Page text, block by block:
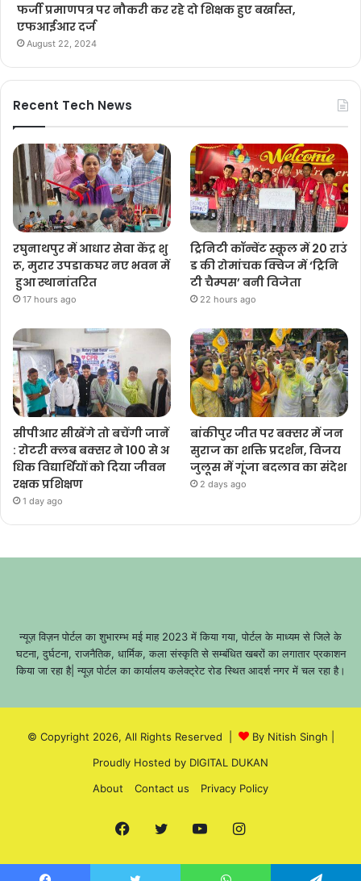
फर्जी प्रमाणपत्र पर नौकरी कर रहे दो शिक्षक हुए बर्खास्त,
एफआईआर दर्ज
August 22, 2024
Recent Tech News
रघुनाथपुर में आधार सेवा केंद्र शु
रू, मुरार उपडाकघर नए भवन में
हुआ स्थानांतरित
17 hours ago
ट्रिनिटी कॉन्वेंट स्कूल में 20 राउं
ड की रोमांचक क्विज में ‘ट्रिनि
टी चैम्पस’ बनी विजेता
22 hours ago
सीपीआर सीखेंगे तो बचेंगी जानें
: रोटरी क्लब बक्सर ने 100 से अ
धिक विद्यार्थियों को दिया जीवन
रक्षक प्रशिक्षण
1 day ago
बांकीपुर जीत पर बक्सर में जन
सुराज का शक्ति प्रदर्शन, विजय
जुलूस में गूंजा बदलाव का संदेश
2 days ago
न्यूज़ विज़न पोर्टल का शुभारम्भ मई माह 2023 में किया गया, पोर्टल के माध्यम से जिले के
घटना, दुर्घटना, राजनैतिक, धार्मिक, कला संस्कृति से सम्बंधित खबरों का लगातार प्रकाशन
किया जा रहा है| न्यूज़ पोर्टल का कार्यालय कलेक्ट्रेट रोड स्थित आदर्श नगर में चल रहा है।
© Copyright 2026, All Rights Reserved | By Nitish Singh
Proudly Hosted by DIGITAL DUKAN
About
Contact us Privacy Policy
Facebook
Twitter YouTubeInstagram